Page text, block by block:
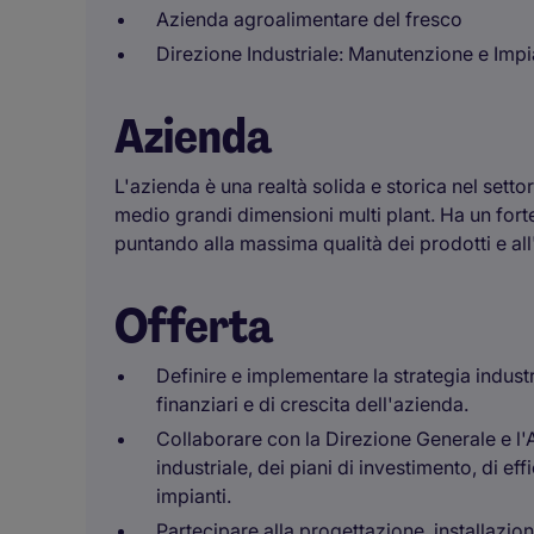
Azienda agroalimentare del fresco
Direzione Industriale: Manutenzione e
Azienda
L'azienda è una realtà solida e storica nel
medio grandi dimensioni multi plant. Ha un
puntando alla massima qualità dei prodotti e
Offerta
Definire e implementare la strategia
finanziari e di crescita dell'azienda.
Collaborare con la Direzione Generale e
industriale, dei piani di investimento, di
impianti.